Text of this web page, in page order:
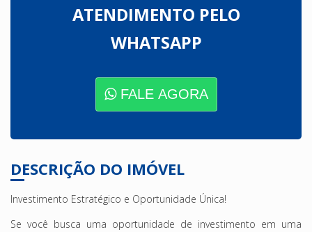
ATENDIMENTO PELO
WHATSAPP
FALE AGORA
DESCRIÇÃO DO IMÓVEL
Investimento Estratégico e Oportunidade Única!
Se você busca uma oportunidade de investimento em uma